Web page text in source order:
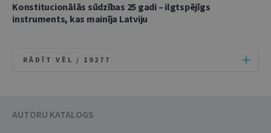
Konstitucionālās sūdzības 25 gadi – ilgtspējīgs
instruments, kas mainīja Latviju
RĀDĪT VĒL / 19277
AUTORU KATALOGS